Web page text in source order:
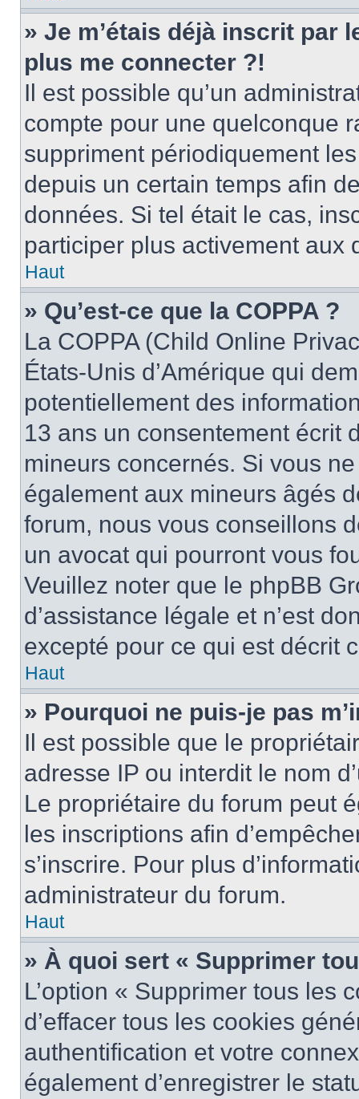
» Je m’étais déjà inscrit par
plus me connecter ?!
Il est possible qu’un
compte pour une quelconque
suppriment périodiquement
depuis un certain temps afin
données. Si tel était le cas,
participer plus activement aux
Haut
» Qu’est-ce que la COPPA ?
La COPPA (Child Online
États-Unis d’Amérique qui
potentiellement des
13 ans un consentement écrit
mineurs concernés. Si vous
également aux mineurs âgés
forum, nous vous conseillons
un avocat qui pourront vous
Veuillez noter que le phpBB
d’assistance légale et n’est
excepté pour ce qui est décrit
Haut
» Pourquoi ne puis-je pas
Il est possible que le
adresse IP ou interdit le nom
Le propriétaire du forum peut
les inscriptions afin
s’inscrire. Pour plus
administrateur du forum.
Haut
» À quoi sert « Supprimer
L’option « Supprimer tous les
d’effacer tous les cookies
authentification et votre
également d’enregistrer le